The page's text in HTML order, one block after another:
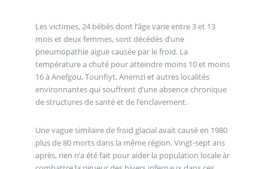
Les victimes, 24 bébés dont l’âge varie entre 3 et 13
mois et deux femmes, sont décédés d’une
pneumopathie aiguë causée par le froid. La
température a chuté pour atteindre moins 10 et moins
16 à Anefgou, Tounfiyt, Anemzi et autres localités
environnantes qui souffrent d’une absence chronique
de structures de santé et de l’enclavement.
Une vague similaire de froid glacial avait causé en 1980
plus de 80 morts dans la même région. Vingt-sept ans
après, rien n’a été fait pour aider la population locale àr